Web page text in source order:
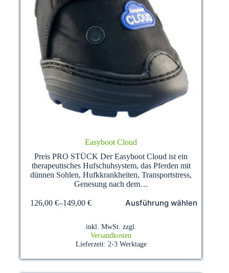
Easyboot Cloud
Preis PRO STÜCK Der Easyboot Cloud ist ein
therapeutisches Hufschuhsystem, das Pferden mit
dünnen Sohlen, Hufkkrankheiten, Transportstress,
Genesung nach dem…
126,00 €–149,00 € Ausführung wählen
Produkt
Optionen
inkl. MwSt. zzgl.
Versandkosten
Lieferzeit: 2-3 Werktage